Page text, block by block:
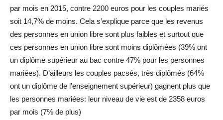
par mois en 2015, contre 2200 euros pour les couples mariés
soit 14,7% de moins. Cela s’explique parce que les revenus
des personnes en union libre sont plus faibles et surtout que
ces personnes en union libre sont moins diplômées (39% ont
un diplôme supérieur au bac contre 47% pour les personnes
mariées). D’ailleurs les couples pacsés, très diplômés (64%
ont un diplôme de l’enseignement supérieur) gagnent plus que
les personnes mariées: leur niveau de vie est de 2358 euros
par mois (7% de plus)